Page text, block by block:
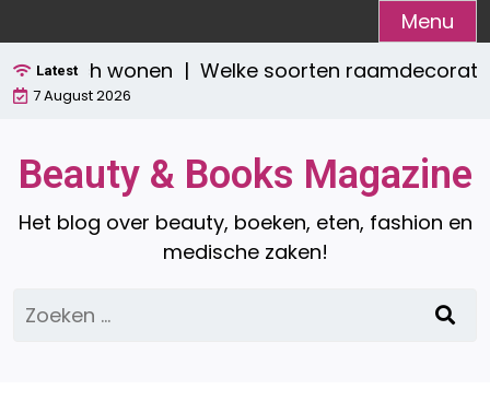
naar
de
inhoud
Menu
Latestwonen |Welke soorten raamdecoratie
7 August 2026
Beauty & Books Magazine
Het blog over beauty, boeken, eten, fashion en
medische zaken!
Zoeken
naar: